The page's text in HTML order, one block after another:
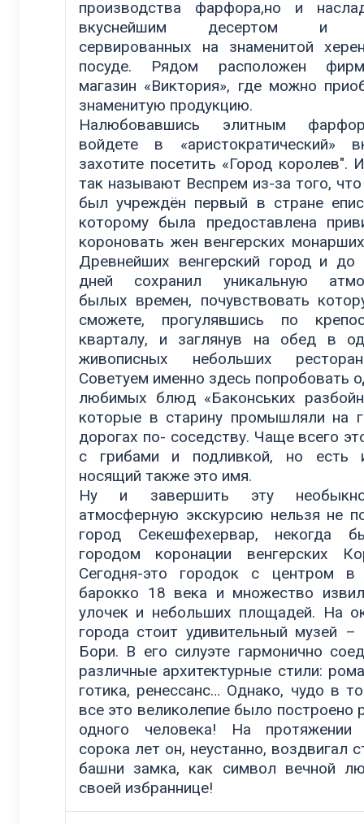
производства фарфора,но и
вкуснейшим десертом и
сервированных на знаменитой
посуде. Рядом расположен
магазин «Виктория», где можно
знаменитую продукцию.
Налюбовавшись элитным
войдете в «аристократический»
захотите посетить «Город королев".
так называют Веспрем из-за того,
был учреждён первый в стране
которому была предоставлена
короновать жен венгерских
Древнейших венгерский город и до
дней сохранил уникальную
былых времен, почувствовать
сможете, прогулявшись по
кварталу, и заглянув на обед в
живописных небольших
Советуем именно здесь попробовать
любимых блюд «Баконських
которые в старину промышляли на
дорогах по- соседству. Чаще всего
с грибами и подливкой, но есть
носящий также это имя.
Ну и завершить эту
атмосферную экскурсию нельзя не
город Секешфехервар, некогда
городом коронации венгерских
Сегодня-это городок с центром в
барокко 18 века и множество
улочек и небольших площадей. На
города стоит удивительный музей –
Бори. В его силуэте гармонично
различные архитектурные стили:
готика, ренессанс… Однако, чудо в
все это великолепие было построено
одного человека! На протяжении
сорока лет он, неустанно, воздвигал
башни замка, как символ вечной
своей избраннице!